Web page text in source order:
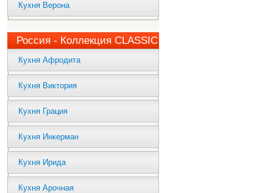
Кухня Верона
Россия - Коллекция CLASSIC
Кухня Афродита
Кухня Виктория
Кухня Грация
Кухня Инкерман
Кухня Ирида
Кухня Арочная